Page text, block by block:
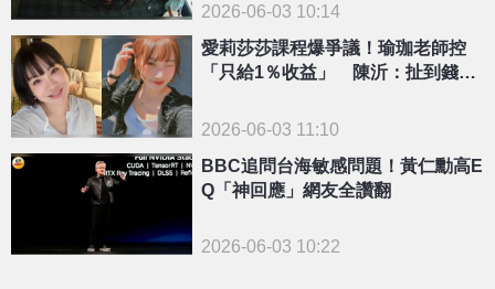
2026-06-03 10:14
愛莉莎莎課程爆爭議！瑜珈老師控
「只給1％收益」 陳沂：扯到錢就
2026-06-03 11:10
BBC追問台海敏感問題！黃仁勳高E
Q「神回應」網友全讚翻
2026-06-03 10:22